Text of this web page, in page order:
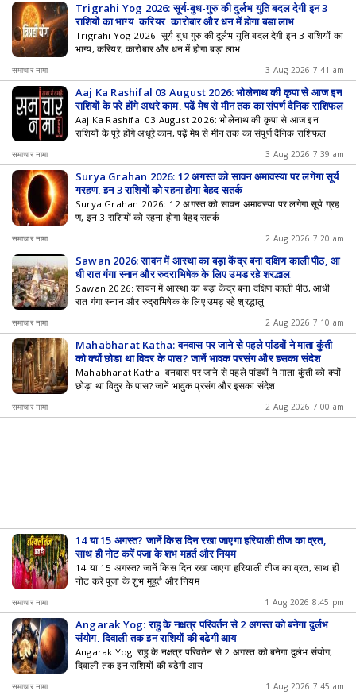
Trigrahi Yog 2026: सूर्य-बुध-गुरु की दुर्लभ युति बदल देगी इन 3
राशियों का भाग्य, करियर, कारोबार और धन में होगा बड़ा लाभ
Trigrahi Yog 2026: सूर्य-बुध-गुरु की दुर्लभ युति बदल देगी इन 3 राशियों का
भाग्य, करियर, कारोबार और धन में होगा बड़ा लाभ
समाचार नामा 3 Aug 2026 7:41 am
Aaj Ka Rashifal 03 August 2026: भोलेनाथ की कृपा से आज इन
राशियों के पूरे होंगे अधूरे काम, पढ़ें मेष से मीन तक का संपूर्ण दैनिक राशिफल
Aaj Ka Rashifal 03 August 2026: भोलेनाथ की कृपा से आज इन
राशियों के पूरे होंगे अधूरे काम, पढ़ें मेष से मीन तक का संपूर्ण दैनिक राशिफल
समाचार नामा 3 Aug 2026 7:39 am
Surya Grahan 2026: 12 अगस्त को सावन अमावस्या पर लगेगा सूर्य
ग्रहण, इन 3 राशियों को रहना होगा बेहद सतर्क
Surya Grahan 2026: 12 अगस्त को सावन अमावस्या पर लगेगा सूर्य ग्रह
ण, इन 3 राशियों को रहना होगा बेहद सतर्क
समाचार नामा 2 Aug 2026 7:20 am
Sawan 2026: सावन में आस्था का बड़ा केंद्र बना दक्षिण काली पीठ, आ
धी रात गंगा स्नान और रुद्राभिषेक के लिए उमड़ रहे श्रद्धालु
Sawan 2026: सावन में आस्था का बड़ा केंद्र बना दक्षिण काली पीठ, आधी
रात गंगा स्नान और रुद्राभिषेक के लिए उमड़ रहे श्रद्धालु
समाचार नामा 2 Aug 2026 7:10 am
Mahabharat Katha: वनवास पर जाने से पहले पांडवों ने माता कुंती
को क्यों छोड़ा था विदुर के पास? जानें भावुक प्रसंग और इसका संदेश
Mahabharat Katha: वनवास पर जाने से पहले पांडवों ने माता कुंती को क्यों
छोड़ा था विदुर के पास? जानें भावुक प्रसंग और इसका संदेश
समाचार नामा 2 Aug 2026 7:00 am
14 या 15 अगस्त? जानें किस दिन रखा जाएगा हरियाली तीज का व्रत,
साथ ही नोट करें पूजा के शुभ मुहूर्त और नियम
14 या 15 अगस्त? जानें किस दिन रखा जाएगा हरियाली तीज का व्रत, साथ ही
नोट करें पूजा के शुभ मुहूर्त और नियम
समाचार नामा 1 Aug 2026 8:45 pm
Angarak Yog: राहु के नक्षत्र परिवर्तन से 2 अगस्त को बनेगा दुर्लभ
संयोग, दिवाली तक इन राशियों की बढ़ेगी आय
Angarak Yog: राहु के नक्षत्र परिवर्तन से 2 अगस्त को बनेगा दुर्लभ संयोग,
दिवाली तक इन राशियों की बढ़ेगी आय
समाचार नामा 1 Aug 2026 7:45 am